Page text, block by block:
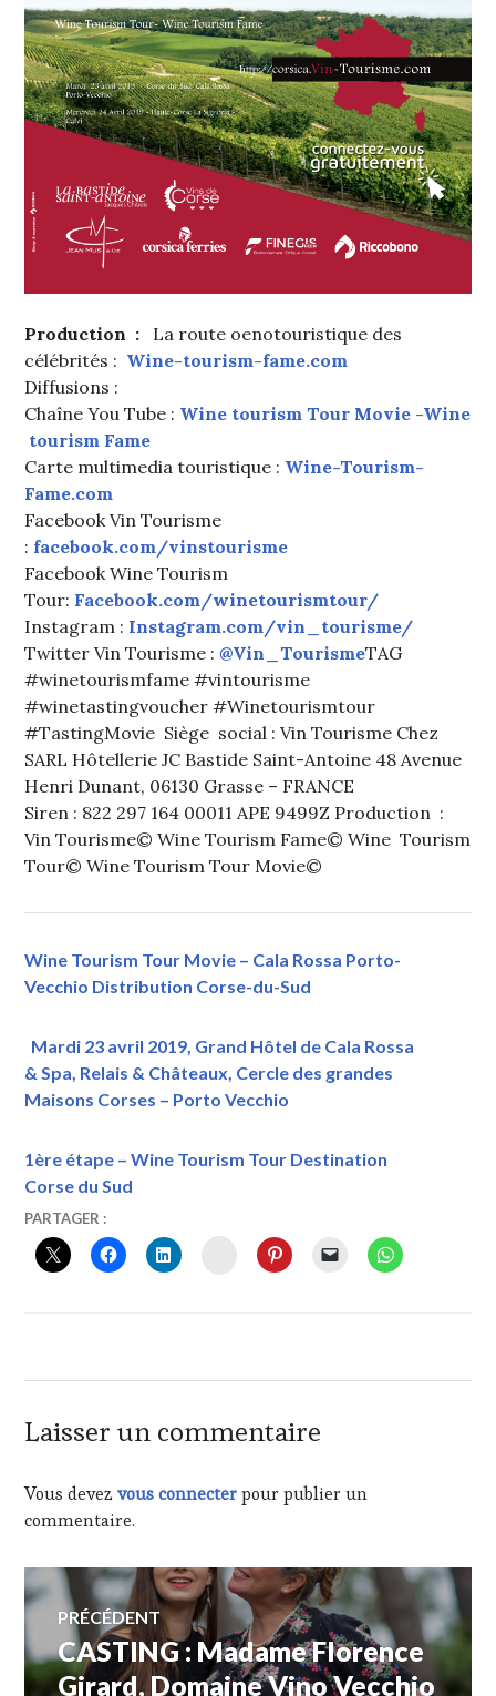
Production :
La route oenotouristique des
célébrités : Wine-tourism-fame.com
Diffusions :
Chaîne You Tube : Wine tourism Tour Movie -Wine
tourism Fame
Carte multimedia touristique : Wine-Tourism-
Fame.com
Facebook Vin Tourisme
: facebook.com/vinstourisme
Facebook Wine Tourism
Tour: Facebook.com/winetourismtour/
Instagram : Instagram.com/vin_tourisme/
Twitter Vin Tourisme :@Vin_TourismeTAG
#winetourismfame #vintourisme
#winetastingvoucher #Winetourismtour
#TastingMovie Siège social : Vin Tourisme Chez
SARL Hôtellerie JC Bastide Saint-Antoine 48 Avenue
Henri Dunant, 06130 Grasse – FRANCE
Siren : 822 297 164 00011 APE 9499Z Production :
Vin Tourisme© Wine Tourism Fame© Wine Tourism
Tour© Wine Tourism Tour Movie©
Wine Tourism Tour Movie – Cala Rossa Porto-
Vecchio Distribution Corse-du-Sud
Mardi 23 avril 2019, Grand Hôtel de Cala Rossa
& Spa, Relais & Châteaux, Cercle des grandes
Maisons Corses – Porto Vecchio
1ère étape – Wine Tourism Tour Destination
Corse du Sud
13
MAI
2019
VINTOURISME
PARTAGER :
INSTAGRAM
Laisser un commentaire
Vous devezvous connecterpour publier un
commentaire.
Navigation
de
PRÉCÉDENT
Article
précédent :
CASTING : Madame Florence
Girard, Domaine Vino Vecchio